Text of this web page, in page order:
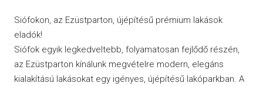
Siófokon, az Ezüstparton, újépítésű prémium lakások
eladók!
Siófok egyik legkedveltebb, folyamatosan fejlődő részén,
az Ezüstparton kínálunk megvételre modern, elegáns
kialakítású lakásokat egy igényes, újépítésű lakóparkban. A